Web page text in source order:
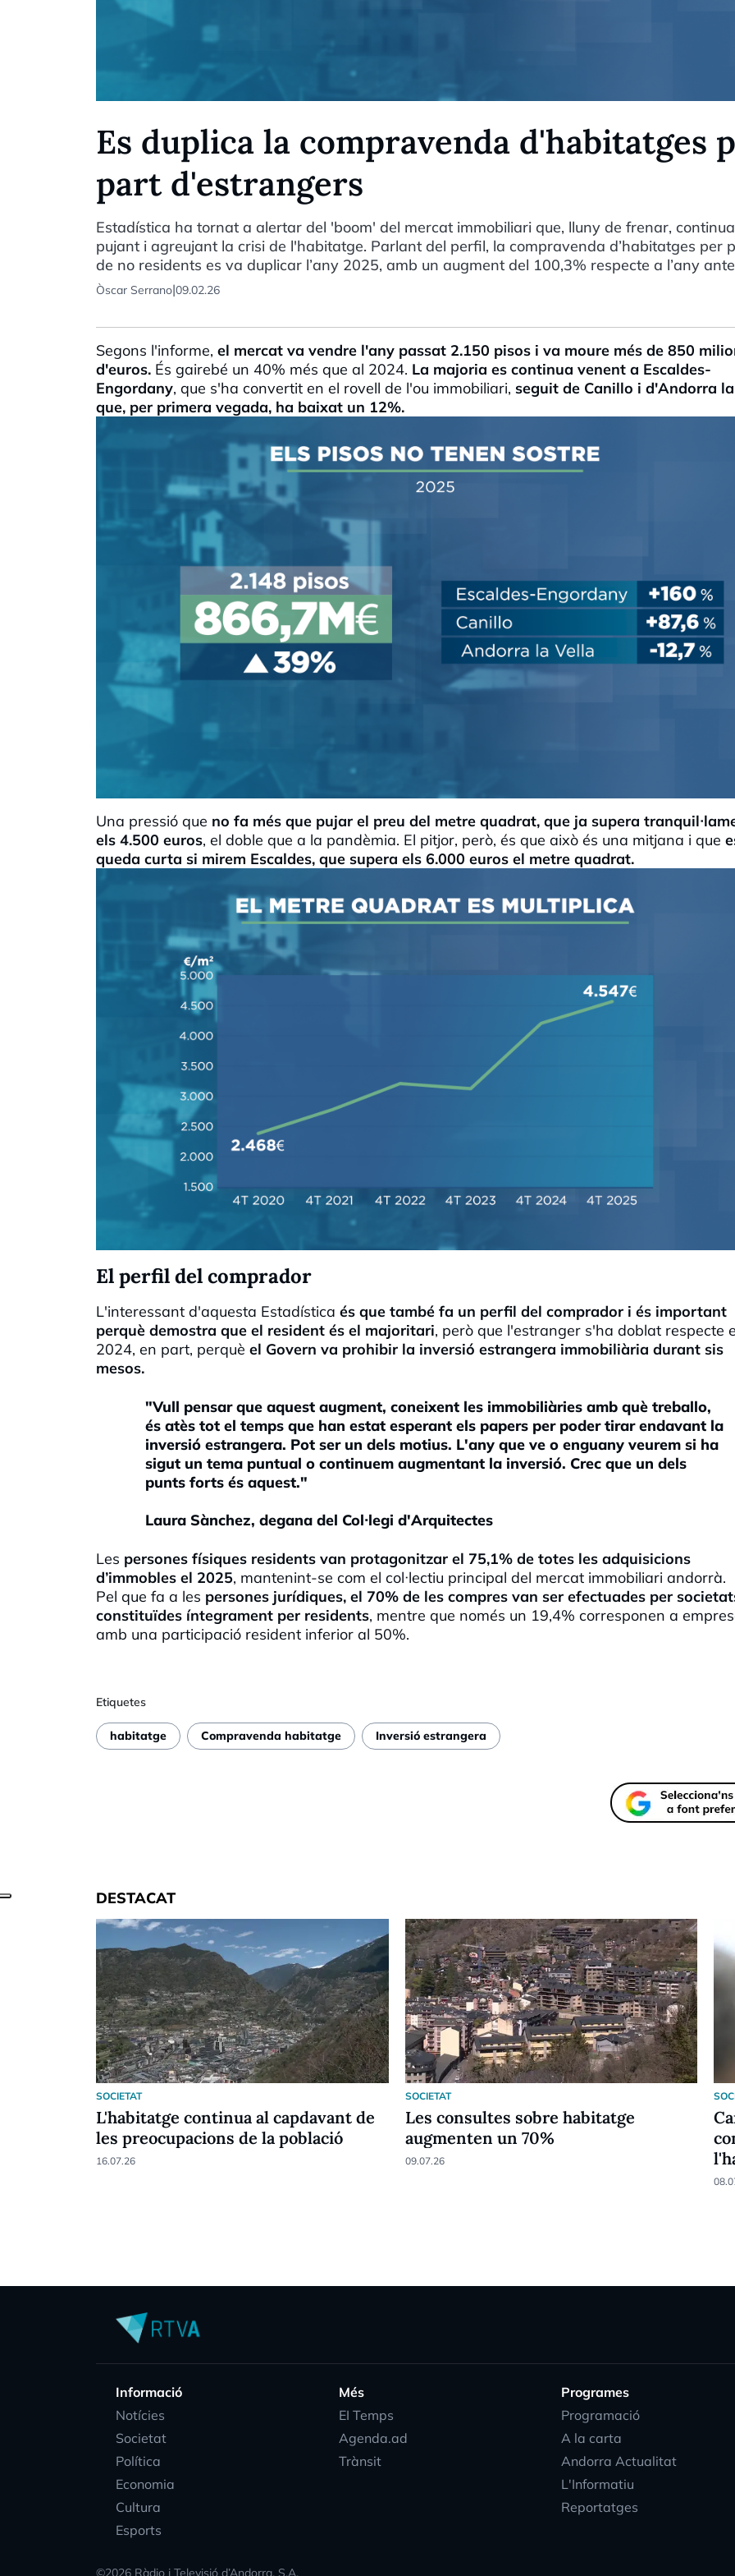
Es duplica la compravenda d'habitatges
part d'estrangers
Estadística ha tornat a alertar del 'boom' del mercat immobiliari que, lluny de frenar, continua
pujant i agreujant la crisi de l'habitatge. Parlant del perfil, la compravenda d’habitatges per
de no residents es va duplicar l’any 2025, amb un augment del 100,3% respecte a l’any
Òscar Serrano|09.02.26
Segons l'informe, el mercat va vendre l'any passat 2.150 pisos i va moure més de 850
d'euros. És gairebé un 40% més que al 2024. La majoria es continua venent a Escaldes-
Engordany, que s'ha convertit en el rovell de l'ou immobiliari, seguit de Canillo i d'Andorra
que, per primera vegada, ha baixat un 12%.
Una pressió que no fa més que pujar el preu del metre quadrat, que ja supera
els 4.500 euros, el doble que a la pandèmia. El pitjor, però, és que això és una mitjana i que
queda curta si mirem Escaldes, que supera els 6.000 euros el metre quadrat.
El perfil del comprador
L'interessant d'aquesta Estadística és que també fa un perfil del comprador i és important
perquè demostra que el resident és el majoritari, però que l'estranger s'ha doblat respecte
2024, en part, perquè el Govern va prohibir la inversió estrangera immobiliària durant sis
mesos.
"Vull pensar que aquest augment, coneixent les immobiliàries amb què treballo,
és atès tot el temps que han estat esperant els papers per poder tirar endavant la
inversió estrangera. Pot ser un dels motius. L'any que ve o enguany veurem si ha
sigut un tema puntual o continuem augmentant la inversió. Crec que un dels
punts forts és aquest."
Laura Sànchez, degana del Col·legi d'Arquitectes
Les persones físiques residents van protagonitzar el 75,1% de totes les adquisicions
d’immobles el 2025, mantenint-se com el col·lectiu principal del mercat immobiliari andorrà.
Pel que fa a les persones jurídiques, el 70% de les compres van ser efectuades per
constituïdes íntegrament per residents, mentre que només un 19,4% corresponen a
amb una participació resident inferior al 50%.
Etiquetes
habitatge Compravenda habitatge Inversió estrangera
DESTACAT
SOCIETAT
L'habitatge continua al capdavant de
les preocupacions de la població
16.07.26
SOCIETAT
Les consultes sobre habitatge
augmenten un 70%
09.07.26
Informació
Notícies
Societat
Política
Economia
Cultura
Esports
Més
EI Temps
Agenda.ad
Trànsit
Programes
Programació
A la carta
Andorra Actualitat
L'Informatiu
Reportatges
©2026 Ràdio i Televisió d’Andorra, S.A.